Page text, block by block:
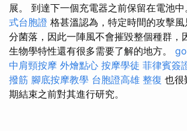
展。 到達下一個充電器之前保留在電池中
式台胞證 格甚溫認為，特定時間的攻擊
分菌落，因此一陣風不會摧毀整個種群，
生物學特性還有很多需要了解的地方。
中肩頸按摩 外燴點心 按摩學徒 菲律賓簽
撥筋 腳底按摩教學 台胞證高雄 整復 也很
期結束之前對其進行研究。